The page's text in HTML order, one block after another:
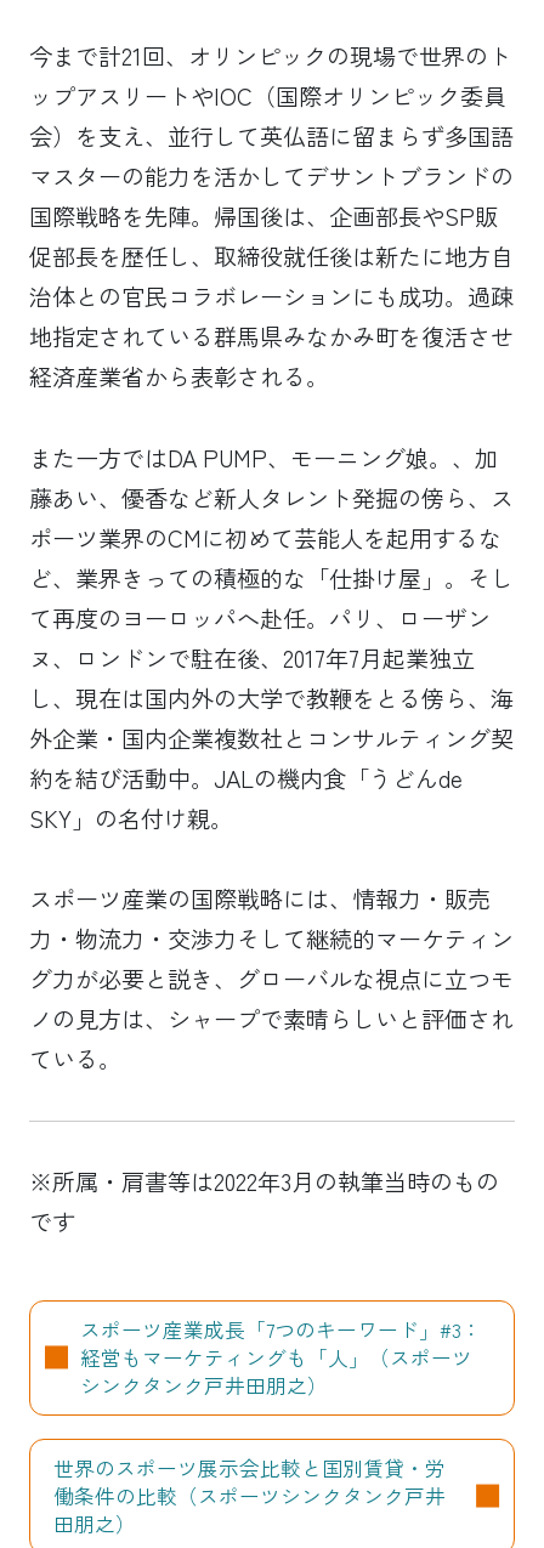
今まで計21回、オリンピックの現場で世界のト
ップアスリートやIOC（国際オリンピック委員
会）を支え、並行して英仏語に留まらず多国語
マスターの能力を活かしてデサントブランドの
国際戦略を先陣。帰国後は、企画部長やSP販
促部長を歴任し、取締役就任後は新たに地方自
治体との官民コラボレーションにも成功。過疎
地指定されている群馬県みなかみ町を復活させ
経済産業省から表彰される。
また一方ではDA PUMP、モーニング娘。、加
藤あい、優香など新人タレント発掘の傍ら、ス
ポーツ業界のCMに初めて芸能人を起用するな
ど、業界きっての積極的な「仕掛け屋」。そし
て再度のヨーロッパへ赴任。パリ、ローザン
ヌ、ロンドンで駐在後、2017年7月起業独立
し、現在は国内外の大学で教鞭をとる傍ら、海
外企業・国内企業複数社とコンサルティング契
約を結び活動中。JALの機内食「うどんde
SKY」の名付け親。
スポーツ産業の国際戦略には、情報力・販売
力・物流力・交渉力そして継続的マーケティン
グ力が必要と説き、グローバルな視点に立つモ
ノの見方は、シャープで素晴らしいと評価され
ている。
※所属・肩書等は2022年3月の執筆当時のもの
です
スポーツ産業成長「7つのキーワード」#3：
経営もマーケティングも「人」（スポーツ
シンクタンク戸井田朋之）
世界のスポーツ展示会比較と国別賃貸・労
働条件の比較（スポーツシンクタンク戸井
田朋之）